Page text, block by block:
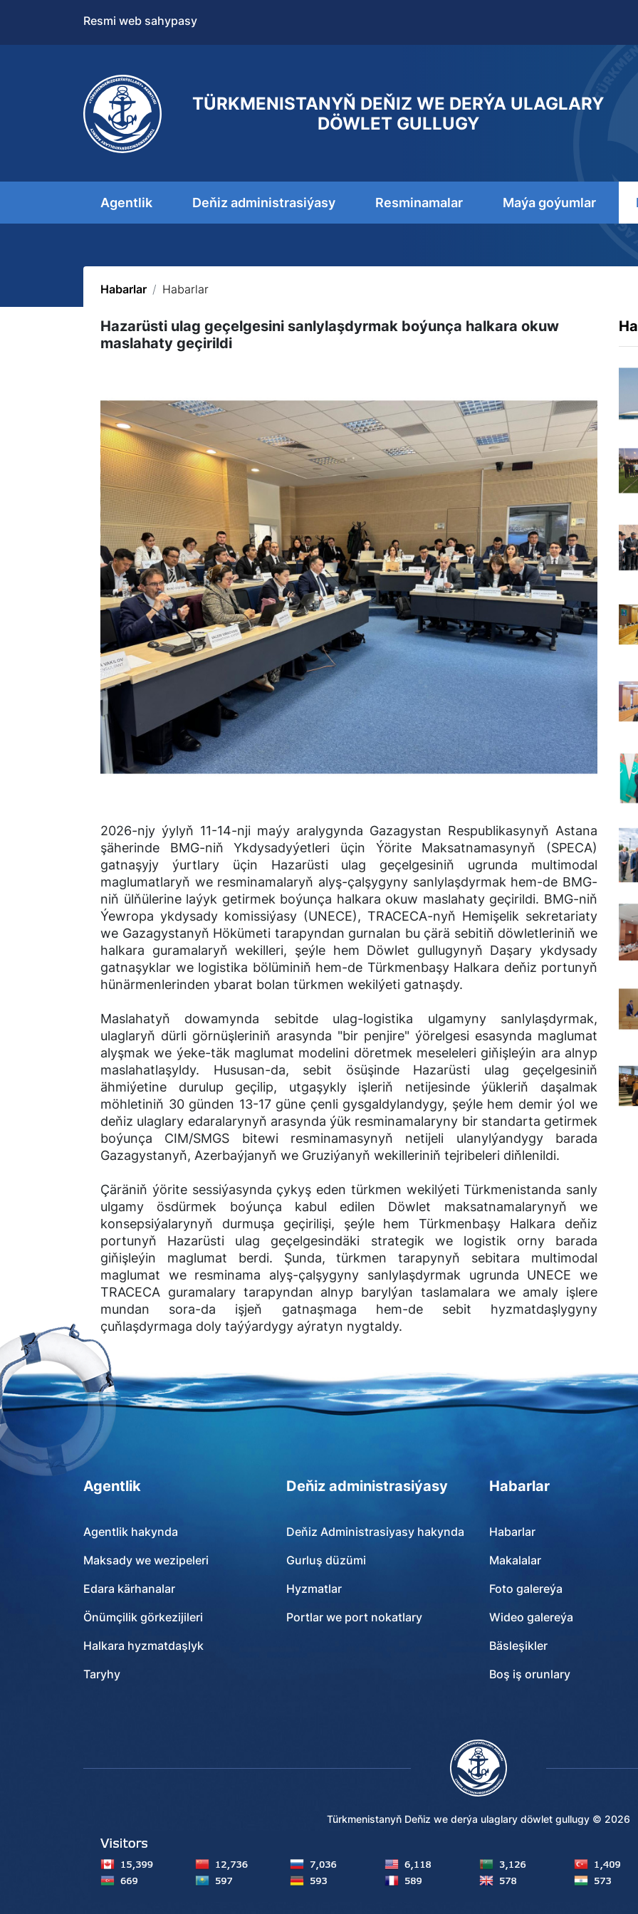
Resmi web sahypasy
TÜRKMENISTANYŇ DEŇIZ WE DERÝA ULAGLARY
DÖWLET GULLUGY
Agentlik Deňiz administrasiýasy Resminamalar Maýa goýumlar
Habarlar Habarlar
Hazarüsti ulag geçelgesini sanlylaşdyrmak boýunça halkara okuw
maslahaty geçirildi
2026-njy ýylyň 11-14-nji maýy aralygynda Gazagystan Respublikasynyň Astana
şäherinde BMG-niň Ykdysadyýetleri üçin Ýörite Maksatnamasynyň (SPECA)
gatnaşyjy ýurtlary üçin Hazarüsti ulag geçelgesiniň ugrunda multimodal
maglumatlaryň we resminamalaryň alyş-çalşygyny sanlylaşdyrmak hem-de BMG-
niň ülňülerine laýyk getirmek boýunça halkara okuw maslahaty geçirildi. BMG-niň
Ýewropa ykdysady komissiýasy (UNECE), TRACECA-nyň Hemişelik sekretariaty
we Gazagystanyň Hökümeti tarapyndan gurnalan bu çärä sebitiň döwletleriniň we
halkara guramalaryň wekilleri, şeýle hem Döwlet gullugynyň Daşary ykdysady
gatnaşyklar we logistika bölüminiň hem-de Türkmenbaşy Halkara deňiz portunyň
hünärmenlerinden ybarat bolan türkmen wekilýeti gatnaşdy.
Maslahatyň dowamynda sebitde ulag-logistika ulgamyny sanlylaşdyrmak,
ulaglaryň dürli görnüşleriniň arasynda "bir penjire" ýörelgesi esasynda maglumat
alyşmak we ýeke-täk maglumat modelini döretmek meseleleri giňişleýin ara alnyp
maslahatlaşyldy. Hususan-da, sebit ösüşinde Hazarüsti ulag geçelgesiniň
ähmiýetine durulup geçilip, utgaşykly işleriň netijesinde ýükleriň daşalmak
möhletiniň 30 günden 13-17 güne çenli gysgaldylandygy, şeýle hem demir ýol we
deňiz ulaglary edaralarynyň arasynda ýük resminamalaryny bir standarta getirmek
boýunça CIM/SMGS bitewi resminamasynyň netijeli ulanylýandygy barada
Gazagystanyň, Azerbaýjanyň we Gruziýanyň wekilleriniň tejribeleri diňlenildi.
Çäräniň ýörite sessiýasynda çykyş eden türkmen wekilýeti Türkmenistanda sanly
ulgamy ösdürmek boýunça kabul edilen Döwlet maksatnamalarynyň we
konsepsiýalarynyň durmuşa geçirilişi, şeýle hem Türkmenbaşy Halkara deňiz
portunyň Hazarüsti ulag geçelgesindäki strategik we logistik orny barada
giňişleýin maglumat berdi. Şunda, türkmen tarapynyň sebitara multimodal
maglumat we resminama alyş-çalşygyny sanlylaşdyrmak ugrunda UNECE we
TRACECA guramalary tarapyndan alnyp barylýan taslamalara we amaly işlere
mundan sora-da işjeň gatnaşmaga hem-de sebit hyzmatdaşlygyny
çuňlaşdyrmaga doly taýýardygy aýratyn nygtaldy.
Agentlik
Agentlik hakynda
Maksady we wezipeleri
Edara kärhanalar
Önümçilik görkezijileri
Halkara hyzmatdaşlyk
Taryhy
Deňiz administrasiýasy
Deňiz Administrasiyasy hakynda
Gurluş düzümi
Hyzmatlar
Portlar we port nokatlary
Habarlar
Habarlar
Makalalar
Foto galereýa
Wideo galereýa
Bäsleşikler
Boş iş orunlary
Türkmenistanyň Deňiz we derýa ulaglary döwlet gullugy © 2026